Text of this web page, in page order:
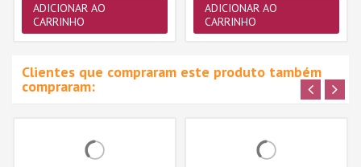
ADICIONAR AO
CARRINHO
ADICIONAR AO
CARRINHO
Clientes que compraram este produto também
compraram: